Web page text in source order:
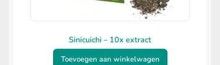
Sinicuichi – 10x extract
Toevoegen aan winkelwagen